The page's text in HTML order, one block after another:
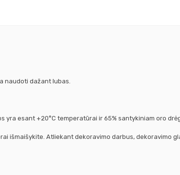
naudoti dažant lubas.
esant +20°C temperatūrai ir 65% santykiniam oro
išmaišykite. Atliekant dekoravimo darbus, dekoravimo